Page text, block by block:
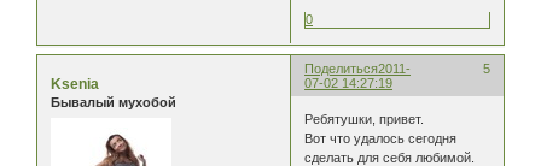
0
Поделиться 5
2011-
07-02 14:27:19
Ksenia
Бывалый мухобой
Ребятушки, привет.
Вот что удалось сегодня
сделать для себя любимой.